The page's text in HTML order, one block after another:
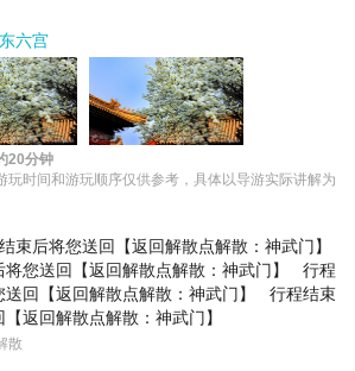
东六宫
20分钟
玩时间和游玩顺序仅供参考，具体以导游实际讲解为
束后将您送回【返回解散点解散：神武门】
您送回【返回解散点解散：神武门】
行程
回【返回解散点解散：神武门】
行程结束
【返回解散点解散：神武门】
散